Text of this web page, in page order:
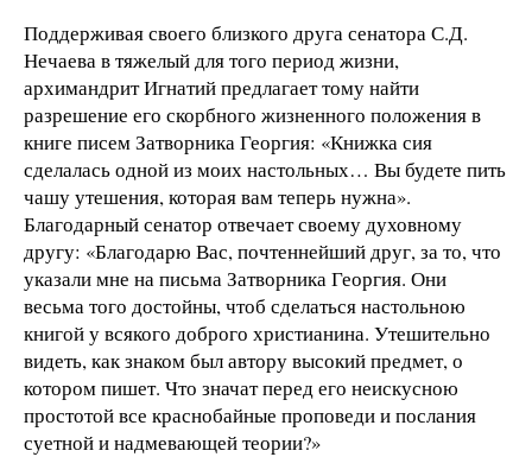
Поддерживая своего близкого друга сенатора С.Д.
Нечаева в тяжелый для того период жизни,
архимандрит Игнатий предлагает тому найти
разрешение его скорбного жизненного положения в
книге писем Затворника Георгия: «Книжка сия
сделалась одной из моих настольных… Вы будете пить
чашу утешения, которая вам теперь нужна».
Благодарный сенатор отвечает своему духовному
другу: «Благодарю Вас, почтеннейший друг, за то, что
указали мне на письма Затворника Георгия. Они
весьма того достойны, чтоб сделаться настольною
книгой у всякого доброго христианина. Утешительно
видеть, как знаком был автору высокий предмет, о
котором пишет. Что значат перед его неискусною
простотой все краснобайные проповеди и послания
суетной и надмевающей теории?»